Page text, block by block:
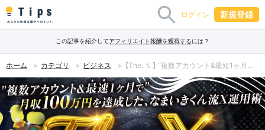
ログイン 新規登録
この記事を紹介してアフィリエイト報酬を獲得するには？
ホーム カテゴリ ビジネス 【The. 𝕏 】 "複数アカウント&最短1ヶ月で"月収100万円を達成した、なまいきくん流𝕏運用術